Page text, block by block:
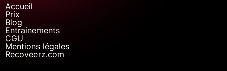
Accueil
Prix
Blog
Entrainements
CGU
Mentions légales
Recoveerz.com